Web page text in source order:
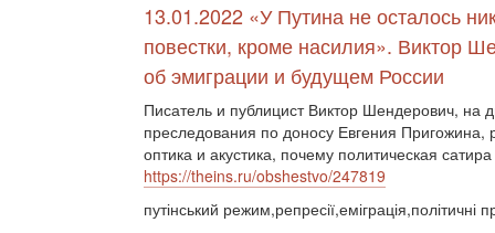
13.01.2022 «У Путина не осталось
повестки, кроме насилия». Виктор
об эмиграции и будущем России
Писатель и публицист Виктор Шендерович, на
преследования по доносу Евгения
оптика и акустика, почему политическая
https://theins.ru/obshestvo/247819
путінський режим,репресії,еміграція,політичні